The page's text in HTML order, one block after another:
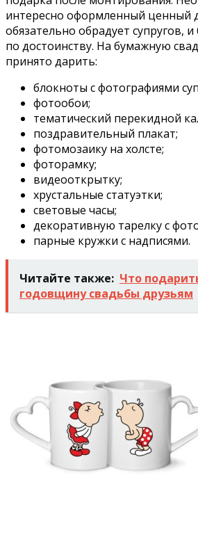
интересно оформленный ценный
обязательно обрадует супругов,
по достоинству. На бумажную
принято дарить:
блокноты с фотографиями
фотообои;
тематический перекидной
поздравительный плакат;
фотомозаику на холсте;
фоторамку;
видеооткрытку;
хрустальные статуэтки;
световые часы;
декоративную тарелку с
парные кружки с надписями.
Читайте также: Что
годовщину свадьбы друзьям